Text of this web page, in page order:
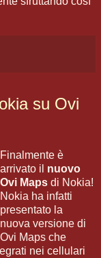
su Ovi
Finalmente è
arrivato il nuovo
Ovi Maps di Nokia!
Nokia ha infatti
presentato la
nuova versione di
Ovi Maps che
nei cellulari